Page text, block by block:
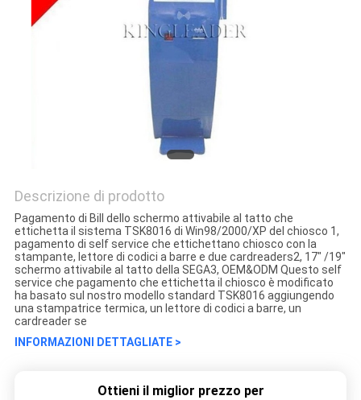
Descrizione di prodotto
Pagamento di Bill dello schermo attivabile al tatto che
ettichetta il sistema TSK8016 di Win98/2000/XP del chiosco 1,
pagamento di self service che ettichettano chiosco con la
stampante, lettore di codici a barre e due cardreaders2, 17" /19"
schermo attivabile al tatto della SEGA3, OEM&ODM Questo self
service che pagamento che ettichetta il chiosco è modificato
ha basato sul nostro modello standard TSK8016 aggiungendo
una stampatrice termica, un lettore di codici a barre, un
cardreader se
INFORMAZIONI DETTAGLIATE >
Ottieni il miglior prezzo per